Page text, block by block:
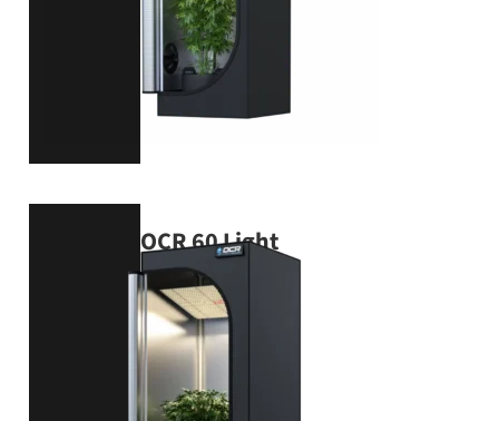
OCR 60 Light
60 × 60 × 140 cm
VIEW PRODUCT